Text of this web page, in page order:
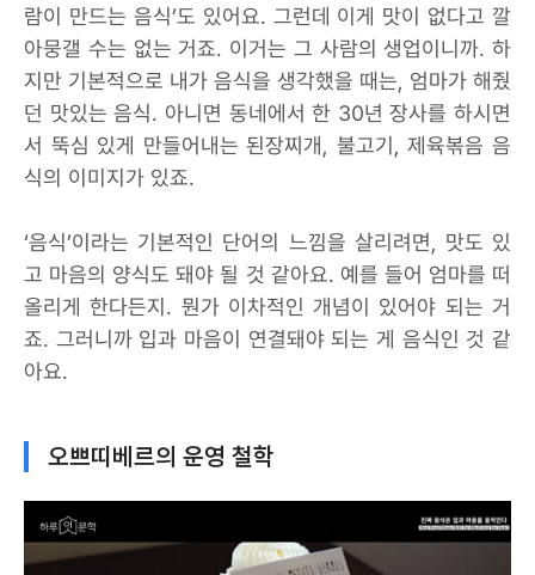
람이 만드는 음식’도 있어요. 그런데 이게 맛이 없다고 깔
아뭉갤 수는 없는 거죠. 이거는 그 사람의 생업이니까. 하
지만 기본적으로 내가 음식을 생각했을 때는, 엄마가 해줬
던 맛있는 음식. 아니면 동네에서 한 30년 장사를 하시면
서 뚝심 있게 만들어내는 된장찌개, 불고기, 제육볶음 음
식의 이미지가 있죠.
‘음식’이라는 기본적인 단어의 느낌을 살리려면, 맛도 있
고 마음의 양식도 돼야 될 것 같아요. 예를 들어 엄마를 떠
올리게 한다든지. 뭔가 이차적인 개념이 있어야 되는 거
죠. 그러니까 입과 마음이 연결돼야 되는 게 음식인 것 같
아요.
오쁘띠베르의 운영 철학